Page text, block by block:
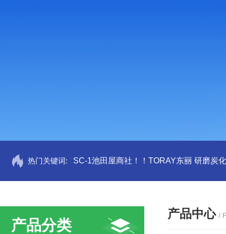
热门关键词: SC-1池田屋商社！！TORAY东丽 研磨炭
产品分类
产品中心 /